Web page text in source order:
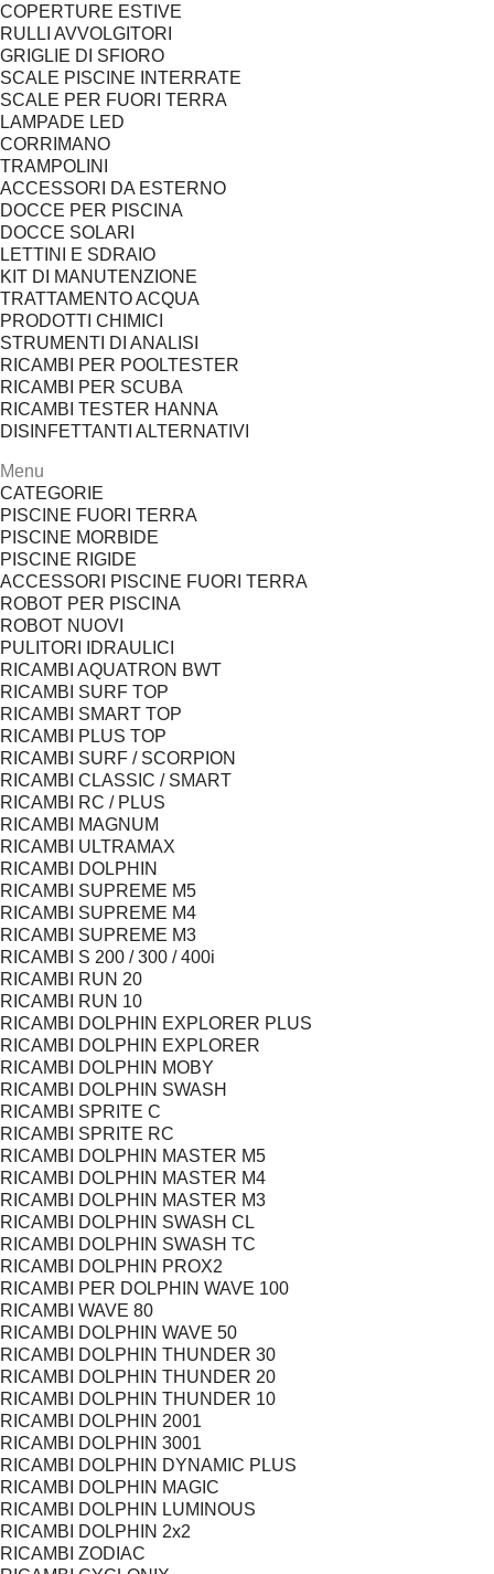
COPERTURE ESTIVE
RULLI AVVOLGITORI
GRIGLIE DI SFIORO
SCALE PISCINE INTERRATE
SCALE PER FUORI TERRA
LAMPADE LED
CORRIMANO
TRAMPOLINI
ACCESSORI DA ESTERNO
DOCCE PER PISCINA
DOCCE SOLARI
LETTINI E SDRAIO
KIT DI MANUTENZIONE
TRATTAMENTO ACQUA
PRODOTTI CHIMICI
STRUMENTI DI ANALISI
RICAMBI PER POOLTESTER
RICAMBI PER SCUBA
RICAMBI TESTER HANNA
DISINFETTANTI ALTERNATIVI
Menu
CATEGORIE
PISCINE FUORI TERRA
PISCINE MORBIDE
PISCINE RIGIDE
ACCESSORI PISCINE FUORI TERRA
ROBOT PER PISCINA
ROBOT NUOVI
PULITORI IDRAULICI
RICAMBI AQUATRON BWT
RICAMBI SURF TOP
RICAMBI SMART TOP
RICAMBI PLUS TOP
RICAMBI SURF / SCORPION
RICAMBI CLASSIC / SMART
RICAMBI RC / PLUS
RICAMBI MAGNUM
RICAMBI ULTRAMAX
RICAMBI DOLPHIN
RICAMBI SUPREME M5
RICAMBI SUPREME M4
RICAMBI SUPREME M3
RICAMBI S 200 / 300 / 400i
RICAMBI RUN 20
RICAMBI RUN 10
RICAMBI DOLPHIN EXPLORER PLUS
RICAMBI DOLPHIN EXPLORER
RICAMBI DOLPHIN MOBY
RICAMBI DOLPHIN SWASH
RICAMBI SPRITE C
RICAMBI SPRITE RC
RICAMBI DOLPHIN MASTER M5
RICAMBI DOLPHIN MASTER M4
RICAMBI DOLPHIN MASTER M3
RICAMBI DOLPHIN SWASH CL
RICAMBI DOLPHIN SWASH TC
RICAMBI DOLPHIN PROX2
RICAMBI PER DOLPHIN WAVE 100
RICAMBI WAVE 80
RICAMBI DOLPHIN WAVE 50
RICAMBI DOLPHIN THUNDER 30
RICAMBI DOLPHIN THUNDER 20
RICAMBI DOLPHIN THUNDER 10
RICAMBI DOLPHIN 2001
RICAMBI DOLPHIN 3001
RICAMBI DOLPHIN DYNAMIC PLUS
RICAMBI DOLPHIN MAGIC
RICAMBI DOLPHIN LUMINOUS
RICAMBI DOLPHIN 2x2
RICAMBI ZODIAC